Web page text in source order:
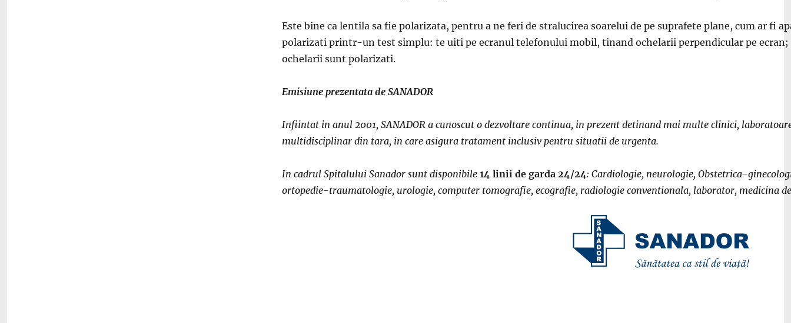
Este bine ca lentila sa fie polarizata, pentru a ne feri de stralucirea soarelui de pe suprafete plane, cum ar fi
polarizati printr-un test simplu: te uiti pe ecranul telefonului mobil, tinand ochelarii perpendicular pe ecran;
ochelarii sunt polarizati.
Emisiune prezentata de SANADOR
Infiintat in anul 2001, SANADOR a cunoscut o dezvoltare continua, in prezent detinand mai multe clinici,
multidisciplinar din tara, in care asigura tratament inclusiv pentru situatii de urgenta.
In cadrul Spitalului Sanador sunt disponibile 14 linii de garda 24/24: Cardiologie, neurologie, Obstetrica-
ortopedie-traumatologie, urologie, computer tomografie, ecografie, radiologie conventionala, laborator, medicina